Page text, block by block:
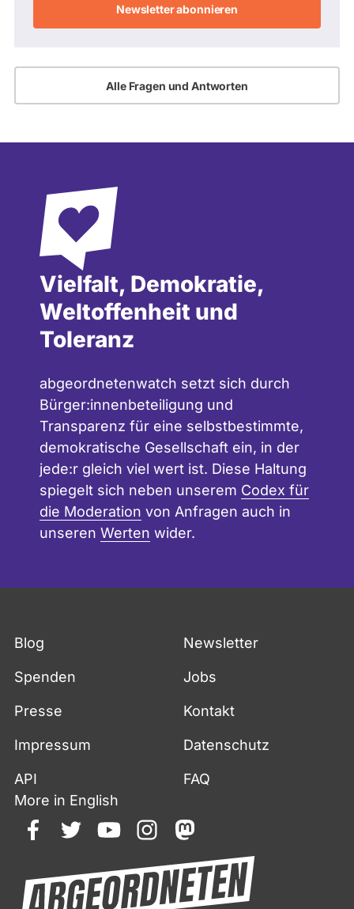
Alle Fragen und Antworten
Vielfalt, Demokratie,
Weltoffenheit und
Toleranz
abgeordnetenwatch setzt sich durch
Bürger:innenbeteiligung und
Transparenz für eine selbstbestimmte,
demokratische Gesellschaft ein, in der
jede:r gleich viel wert ist. Diese Haltung
spiegelt sich neben unserem Codex für
die Moderation von Anfragen auch in
unseren Werten wider.
Blog Newsletter
Spenden Jobs
Presse Kontakt
Impressum Datenschutz
API
FAQ
More in English
facebooktwitteryoutubeinstagrammastodon